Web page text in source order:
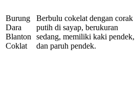
Burung
Dara
Blanton
Coklat
Berbulu cokelat dengan corak
putih di sayap, berukuran
sedang, memiliki kaki pendek,
dan paruh pendek.